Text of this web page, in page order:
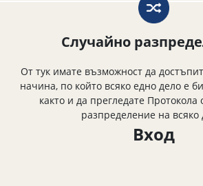
Случайно
От тук имате възможност да
начина, по който всяко едно дело е
както и да прегледате Протокола
разпределение на всяко
Вход